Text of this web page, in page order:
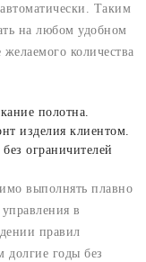
Таким
на любом удобном
количества
полотна.
изделия клиентом.
ограничителей
выполнять плавно
в
правил
долгие годы без